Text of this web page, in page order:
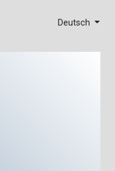
Deutsch